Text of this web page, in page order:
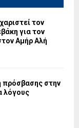
τον
για τον
Αμήρ Αλή
πρόσβασης στην
λόγους